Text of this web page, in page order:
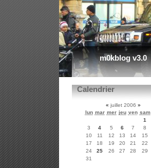
m0kblog v3.0
Calendrier
« juillet 2006 »
lun mar mer jeu ven sam
1
3
4 5 6 7 8
10
11 12 13 14 15
17
18 19 20 21 22
24
25 26 27 28 29
31